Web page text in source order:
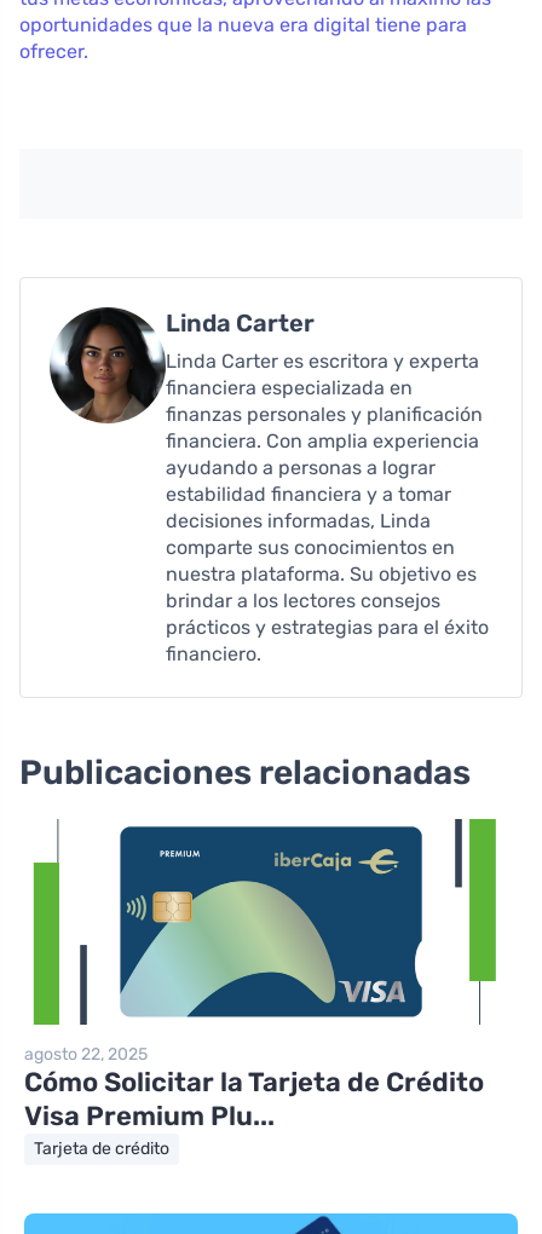
oportunidades que la nueva era digital tiene para
ofrecer.
Linda Carter
Linda Carter es escritora y experta
financiera especializada en
finanzas personales y planificación
financiera. Con amplia experiencia
ayudando a personas a lograr
estabilidad financiera y a tomar
decisiones informadas, Linda
comparte sus conocimientos en
nuestra plataforma. Su objetivo es
brindar a los lectores consejos
prácticos y estrategias para el éxito
financiero.
Publicaciones relacionadas
agosto 22, 2025
Cómo Solicitar la Tarjeta de Crédito
Visa Premium Plu...
Tarjeta de crédito